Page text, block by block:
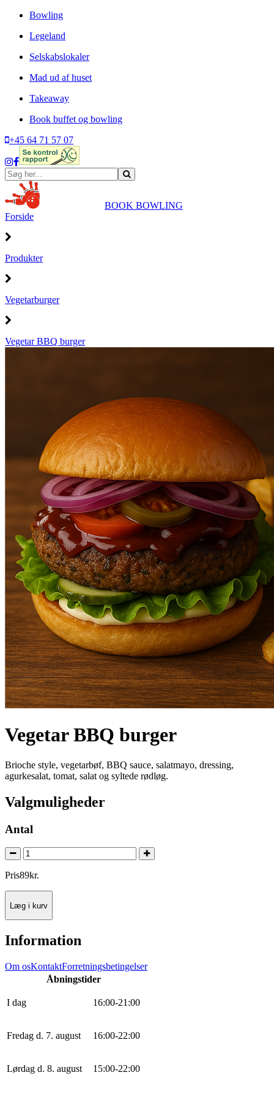
Bowling
Legeland
Selskabslokaler
Mad ud af huset
Takeaway
Book buffet og bowling
+45 64 71 57 07
BOOK BOWLING
Forside
Produkter
Vegetarburger
Vegetar BBQ burger
Vegetar BBQ burger
Brioche style, vegetarbøf, BBQ sauce, salatmayo, dressing,
agurkesalat, tomat, salat og syltede rødløg.
Valgmuligheder
Antal
Pris89kr.
Læg i kurv
Information
Om osKontaktForretningsbetingelser
Åbningstider
I dag 16:00-21 :00
Fredag d. 7. august 16:00-22:00
Lørdag d. 8. august 15:00-22:00